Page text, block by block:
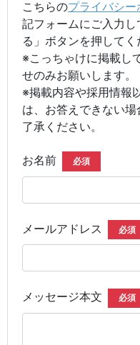
こちらのプライバシー
記フォームにご入力
る」ボタンを押してく
※こっちゃけに掲載し
せのみお願いします。
※掲載内容や採用情報
は、お答えできない
了承ください。
お名前 必須
メールアドレス 必須
メッセージ本文 必須